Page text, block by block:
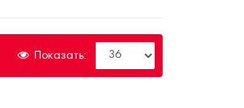
Показать: